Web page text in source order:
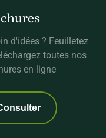
d'idées ? Feuilletez
toutes nos
en ligne